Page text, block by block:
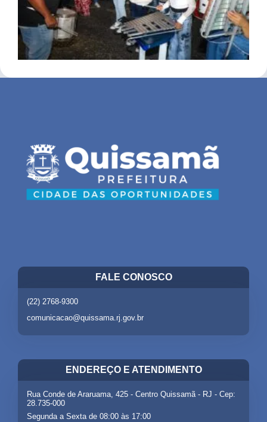
FALE CONOSCO
(22) 2768-9300
comunicacao@quissama.rj.gov.br
ENDEREÇO E ATENDIMENTO
Rua Conde de Araruama, 425 - Centro Quissamã - RJ - Cep:
28.735-000
Segunda a Sexta de 08:00 às 17:00